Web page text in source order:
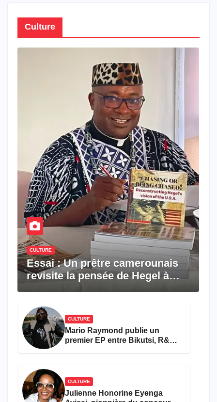
Culture
CULTURE
Essai : Un prêtre camerounais
revisite la pensée de Hegel à
CULTURE
Mario Raymond publie un
premier EP entre Bikutsi, R&B
CULTURE
Julienne Honorine Eyenga